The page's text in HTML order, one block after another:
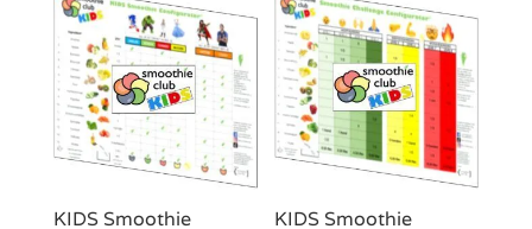
KIDS Smoothie KIDS Smoothie